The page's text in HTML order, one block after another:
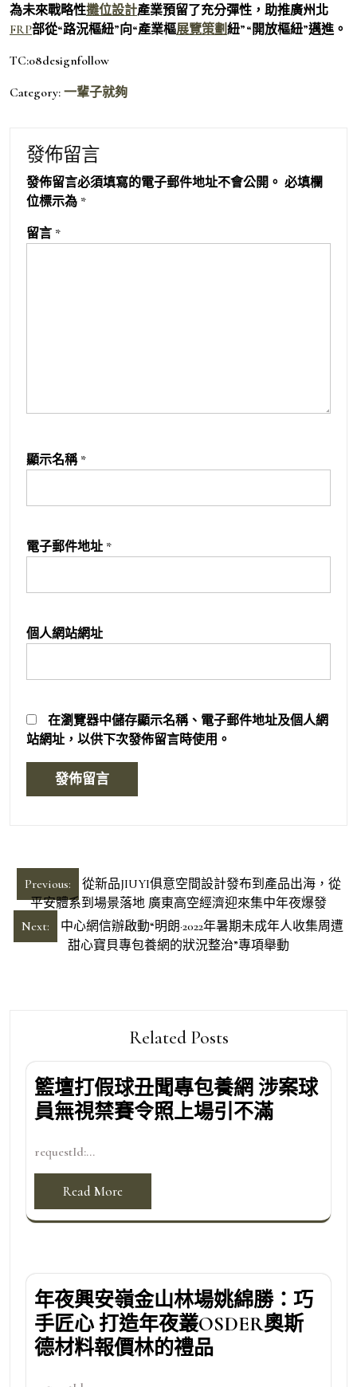
為未來戰略性攤位設計產業預留了充分彈性，助推廣州北
FRP部從“路況樞紐”向“產業樞展覽策劃紐”“開放樞紐”邁進。
TC:08designfollow
Category: 一輩子就夠
發佈留言
發佈留言必須填寫的電子郵件地址不會公開。 必填欄
位標示為 *
留言 *
顯示名稱 *
電子郵件地址 *
個人網站網址
在瀏覽器中儲存顯示名稱、電子郵件地址及個人網
站網址，以供下次發佈留言時使用。
文
章
導
Previous:
從新品JIUYI俱意空間設計發布到產品出海，從
平安體系到場景落地 廣東高空經濟迎來集中年夜爆發
Next:
中心網信辦啟動“明朗·2022年暑期未成年人收集周遭
甜心寶貝專包養網的狀況整治”專項舉動
Related Posts
籃壇打假球丑聞專包養網 涉案球
員無視禁賽令照上場引不滿
requestId:...
Read More
年夜興安嶺金山林場姚綿勝：巧
手匠心 打造年夜叢OSDER奧斯
德材料報價林的禮品